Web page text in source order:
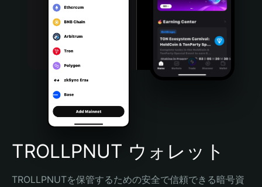
Português (Portugal)
Bahasa Indonesia
Português (Brasil)
Español (Argentina)
TROLLPNUT ウォレット
TROLLPNUTを保管するための安全で信頼できる暗号資